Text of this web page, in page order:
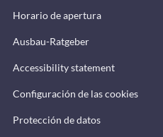
Horario de apertura
Ausbau-Ratgeber
Accessibility statement
Configuración de las cookies
Protección de datos